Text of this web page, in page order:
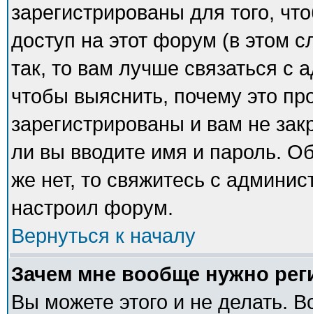
зарегистрированы для того,
доступ на этот форум (в этом
так, то вам лучше связаться с
чтобы выяснить, почему это
зарегистрированы и вам не
ли вы вводите имя и пароль.
же нет, то свяжитесь с
настроил форум.
Вернуться к началу
Зачем мне вообще нужно
Вы можете этого и не делать.